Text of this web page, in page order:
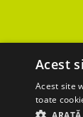
Acest
Acest site
toate